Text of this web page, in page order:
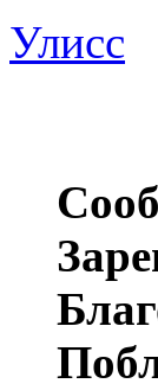
Улисс